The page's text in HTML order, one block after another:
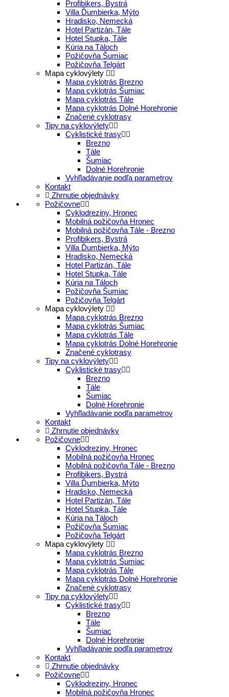
Profibikers, Bystrá
Villa Ďumbierka, Mýto
Hradisko, Nemecká
Hotel Partizán, Tále
Hotel Stupka, Tále
Kúria na Táloch
Požičovňa Šumiac
Požičovňa Telgárt
Mapa cyklovýlety
Mapa cyklotrás Brezno
Mapa cyklotrás Šumiac
Mapa cyklotrás Tále
Mapa cyklotrás Dolné Horehronie
Značené cyklotrasy
Tipy na cyklovýlety
Cyklistické trasy
Brezno
Tále
Šumiac
Dolné Horehronie
Vyhľladávanie podľa parametrov
Kontakt
Zhrnutie objednávky
Požičovne
Cyklodreziny, Hronec
Mobilná požičovňa Hronec
Mobilná požičovňa Tále - Brezno
Profibikers, Bystrá
Villa Ďumbierka, Mýto
Hradisko, Nemecká
Hotel Partizán, Tále
Hotel Stupka, Tále
Kúria na Táloch
Požičovňa Šumiac
Požičovňa Telgárt
Mapa cyklovýlety
Mapa cyklotrás Brezno
Mapa cyklotrás Šumiac
Mapa cyklotrás Tále
Mapa cyklotrás Dolné Horehronie
Značené cyklotrasy
Tipy na cyklovýlety
Cyklistické trasy
Brezno
Tále
Šumiac
Dolné Horehronie
Vyhľladávanie podľa parametrov
Kontakt
Zhrnutie objednávky
Požičovne
Cyklodreziny, Hronec
Mobilná požičovňa Hronec
Mobilná požičovňa Tále - Brezno
Profibikers, Bystrá
Villa Ďumbierka, Mýto
Hradisko, Nemecká
Hotel Partizán, Tále
Hotel Stupka, Tále
Kúria na Táloch
Požičovňa Šumiac
Požičovňa Telgárt
Mapa cyklovýlety
Mapa cyklotrás Brezno
Mapa cyklotrás Šumiac
Mapa cyklotrás Tále
Mapa cyklotrás Dolné Horehronie
Značené cyklotrasy
Tipy na cyklovýlety
Cyklistické trasy
Brezno
Tále
Šumiac
Dolné Horehronie
Vyhľladávanie podľa parametrov
Kontakt
Zhrnutie objednávky
Požičovne
Cyklodreziny, Hronec
Mobilná požičovňa Hronec